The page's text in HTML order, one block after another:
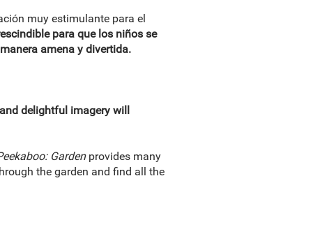
muy estimulante para el
para que los niños se
amena y divertida.
delightful imagery will
Garden provides many
the garden and find all the